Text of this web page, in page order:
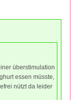
überstimulation
essen müsste,
nützt da leider